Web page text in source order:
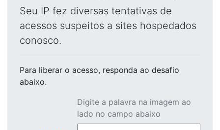
Seu IP fez diversas tentativas de
acessos suspeitos a sites hospedados
conosco.
Para liberar o acesso, responda ao desafio
abaixo.
Digite a palavra na imagem ao
lado no campo abaixo